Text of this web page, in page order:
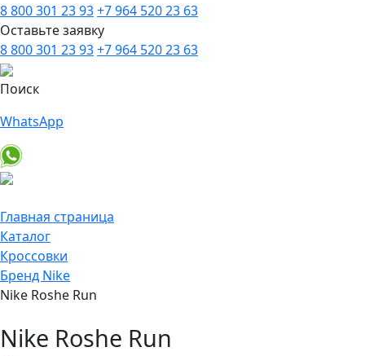
8 800 301 23 93+7 964 520 23 63
Оставьте заявку
8 800 301 23 93+7 964 520 23 63
Поиск
WhatsApp
Главная страница
Каталог
Кроссовки
Бренд Nike
Nike Roshe Run
Nike Roshe Run